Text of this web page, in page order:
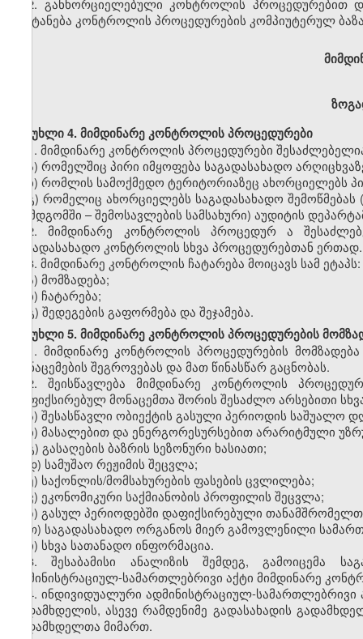
2. განხორციელებული კონტროლის პროცედურებით
შეიტანება კონტროლის პროცედურების კომპიუტერულ
მუხლი4. მიმდინარეკონტროლისპროცედურები
1. მიმდინარე კონტროლის პროცედურები
ა) რომელშიც პირი იმყოფება საგადასახადო
ბ) რომლის სამოქმედო ტერიტორიაზეც ახორციელებს
გ)რომელიც ახორციელებს საგადასახადო შემოწმებას
შემდგომში –შემოსავლების სამსახური) აუდიტის
2.მიმდინარე კონტროლის პროცედურა
საგადასახადო კონტროლის სხვა პროცედურებთან ერთად.
3. მიმდინარე კონტროლის ჩატარება მოიცავს სამ ეტაპს:
ა) მომზადება;
ბ) ჩატარება;
გ) შედეგების გაფორმება და შეჯამება.
მუხლი5. მიმდინარეკონტროლისპროცედურების
1. მიმდინარე კონტროლის პროცედურების მომზადება
მონაცემების შეგროვებას და მათ წინასწარგაცნობას.
2.შეისწავლება მიმდინარე კონტროლის
დაფიქსირებულმონაცემთა შორის შესაძლო არსებითი
ა) შესასწავლი ობიექტის გასული პერიოდის საშუალო
ბ) მასალებითდა ენერგორესურსებითარარიტმული
გ) გასაღების ბაზრის სეზონური ხასიათი;
დ) სამუშაო რეჟიმის შეცვლა;
ე) საქონლის/მომსახურების ფასების ცვლილება;
ვ) ეკონომიკური საქმიანობის პროფილის შეცვლა;
ზ) გასულპერიოდებში დაფიქსირებული
თ) საგადასახადო ორგანოს მიერგამოვლენილი
ი) სხვა სათანადო ინფორმაცია.
3.შესაბამისი ანალიზის შემდეგ,გამოიცემა
ადმინისტრაციულ-სამართლებრივი აქტი მიმდინარე
4. ინდივიდუალური ადმინისტრაციულ-სამართლებრივი
გადამხდელის,ასევე რამდენიმე გადასახადის
გადამხდელთა მიმართ.